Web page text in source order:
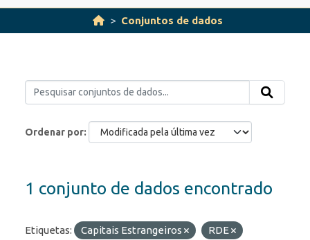
Conjuntos de dados
Ordenar por
1 conjunto de dados encontrado
Etiquetas: Capitais Estrangeiros
RDE